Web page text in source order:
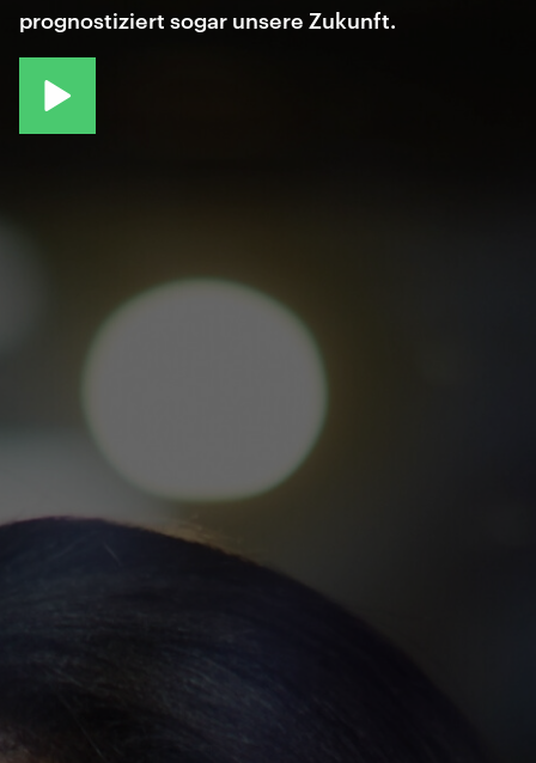
prognostiziert sogar unsere Zukunft.